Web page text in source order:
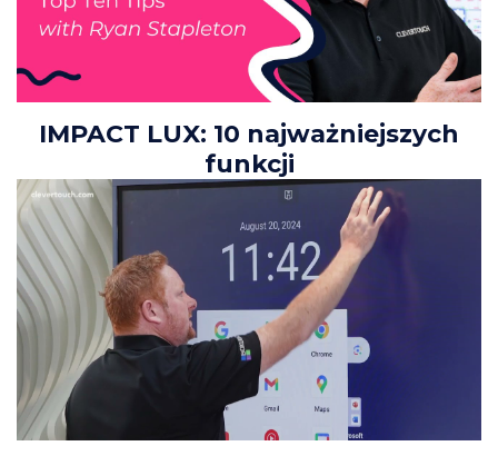
IMPACT LUX: 10 najważniejszych
funkcji